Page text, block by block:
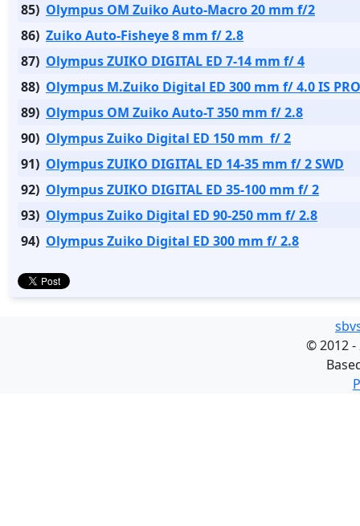
85) Olympus OM Zuiko Auto-Macro 20 mm f/2
86) Zuiko Auto-Fisheye 8 mm f/ 2.8
87) Olympus ZUIKO DIGITAL ED 7-14 mm f/ 4
88) Olympus M.Zuiko Digital ED 300 mm f/ 4.0 IS PRO
89) Olympus OM Zuiko Auto-T 350 mm f/ 2.8
90) Olympus Zuiko Digital ED 150 mm f/ 2
91) Olympus ZUIKO DIGITAL ED 14-35 mm f/ 2 SWD
92) Olympus ZUIKO DIGITAL ED 35-100 mm f/ 2
93) Olympus Zuiko Digital ED 90-250 mm f/ 2.8
94) Olympus Zuiko Digital ED 300 mm f/ 2.8
©2012 -